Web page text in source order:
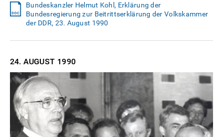
Bundeskanzler Helmut Kohl, Erklärung der
Bundesregierung zur Beitrittserklärung der Volkskammer
der DDR, 23. August 1990
24. AUGUST 1990